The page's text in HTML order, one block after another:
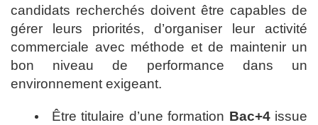
candidats recherchés doivent être capables de
gérer leurs priorités, d’organiser leur activité
commerciale avec méthode et de maintenir un
bon niveau de performance dans un
environnement exigeant.
Être titulaire d’une formation Bac+4issue